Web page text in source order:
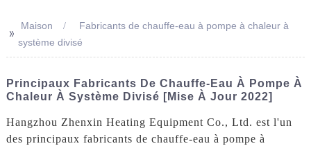
>> Maison
Fabricants de chauffe-eau à pompe à chaleur à
système divisé
Principaux Fabricants De Chauffe-Eau À Pompe À
Chaleur À Système Divisé [mise À Jour 2022]
Hangzhou Zhenxin Heating Equipment Co., Ltd. est l'un
des principaux fabricants de chauffe-eau à pompe à